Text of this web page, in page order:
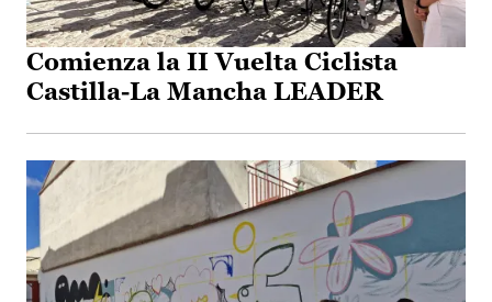
Comienza la II Vuelta Ciclista
Castilla-La Mancha LEADER